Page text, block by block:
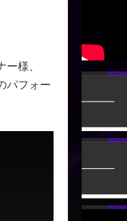
様、
パフォー